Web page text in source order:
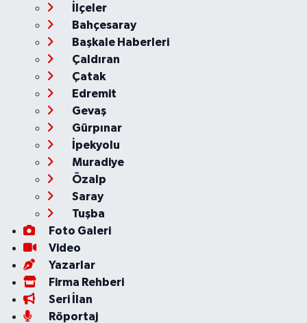
İlçeler
Bahçesaray
Başkale Haberleri
Çaldıran
Çatak
Edremit
Gevaş
Gürpınar
İpekyolu
Muradiye
Özalp
Saray
Tuşba
Foto Galeri
Video
Yazarlar
Firma Rehberi
Seri İlan
Röportaj